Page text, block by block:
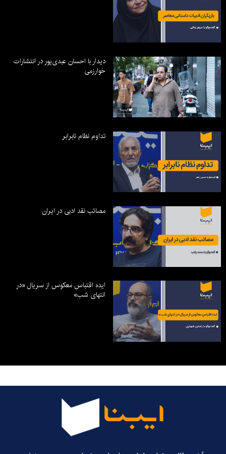
دیدار با احسان عبدی‌پور در انتشارات
خوارزمی
تداوم نظام نابرابر
مصائب نقد ادبی در ایران
ایده اقتباس معکوس از سریال «در
انتهای شب»